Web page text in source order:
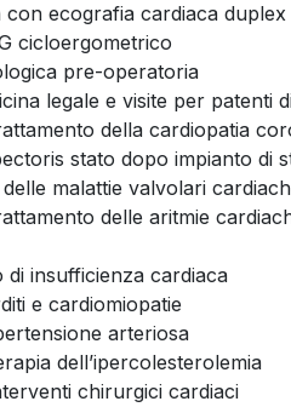
con ecografia cardiaca
cicloergometrico
pre-operatoria
legale e visite per patenti
della cardiopatia
stato dopo impianto di
malattie valvolari
delle aritmie
di insufficienza cardiaca
e cardiomiopatie
arteriosa
dell’ipercolesterolemia
chirurgici cardiaci